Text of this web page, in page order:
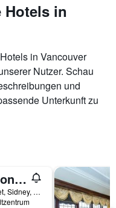
Hotels in
in Vancouver
Nutzer. Schau
und
Unterkunft zu
The Beacon Inn at Sidney
9724 Third Street, Sidney, BC, Kanada